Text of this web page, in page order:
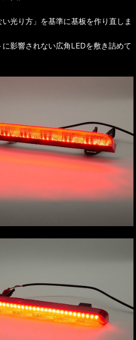
い光り方」を基準に基板を作り直しま
影響されない広角LEDを敷き詰めて